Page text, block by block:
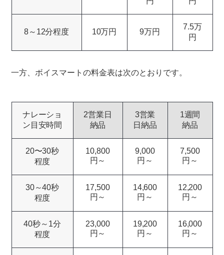
8～12分程度 10万円 9万円
7.5万
円
一方、ボイスマートの料金表は次のとおりです。
ナレーショ
ン目安時間
2営業日
納品
3営業
日納品
1週間
納品
20〜30秒
程度
10,800
円～
9,000
円～
7,500
円～
30～40秒
程度
17,500
円～
14,600
円～
12,200
円～
40秒～1分
程度
23,000
円～
19,200
円～
16,000
円～